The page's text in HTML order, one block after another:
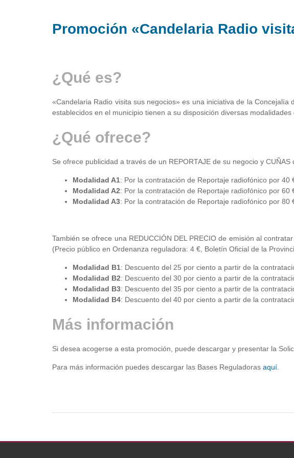
Promoción «Candelaria Radio
¿Qué es?
«Candelaria Radio visita sus negocios» es una iniciativa de la
establecidos en el municipio tienen a su disposición diversas
¿Qué ofrece?
Se ofrece publicidad a través de un REPORTAJE de su negocio y CUÑAS
Modalidad A1: Por la contratación de Reportaje radiofónico por
Modalidad A2: Por la contratación de Reportaje radiofónico por
Modalidad A3: Por la contratación de Reportaje radiofónico por
También se ofrece una REDUCCIÓN DEL PRECIO de emisión al
(Precio público en Ordenanza reguladora: 4 €, Boletín Oficial de la
Modalidad B1: Descuento del 25 por ciento a partir de la
Modalidad B2: Descuento del 30 por ciento a partir de la
Modalidad B3: Descuento del 35 por ciento a partir de la
Modalidad B4: Descuento del 40 por ciento a partir de la
Más información
Si desea acogerse a esta promoción, puede descargar y presentar la
Para más información puedes descargar las Bases Reguladoras aquí.